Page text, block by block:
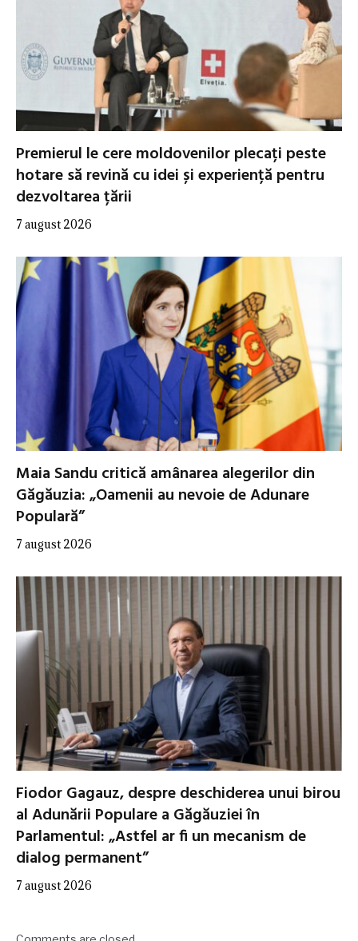
Premierul le cere moldovenilor plecați peste
hotare să revină cu idei și experiență pentru
dezvoltarea țării
7 august 2026
Maia Sandu critică amânarea alegerilor din
Găgăuzia: „Oamenii au nevoie de Adunare
Populară”
7 august 2026
Fiodor Gagauz, despre deschiderea unui birou
al Adunării Populare a Găgăuziei în
Parlamentul: „Astfel ar fi un mecanism de
dialog permanent”
7 august 2026